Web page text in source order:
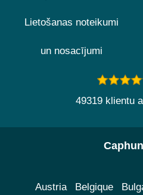
Lietošanas noteikumi
un nosacījumi
49319 klientu
Austria Belgique